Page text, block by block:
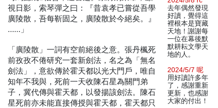
視日影，索琴彈之曰：『昔袁孝已嘗從吾學
廣陵散，吾每靳固之，廣陵散於今絕矣。』
……」
「廣陵散」一詞有空前絕後之意。張丹楓死
前孜孜不倦研究一套新劍法，名之為「無名
劍法」，意欲傳於霍天都以光大門戶，唯自
知年不我與，死前一天收陳石星為關門弟
子，冀代傳與霍天都，以發揚該劍法。陳石
星死前亦未能直接傳授與霍天都，霍天都只
去年偶然發現
好讀，覺得這
裡根本是寶藏
天地！謝謝每
一位在幕後默
默耕耘文學天
地的人。
2024/5/7 呢
用好讀許多年
了，感謝重新
更新，也感謝
大家的付出！